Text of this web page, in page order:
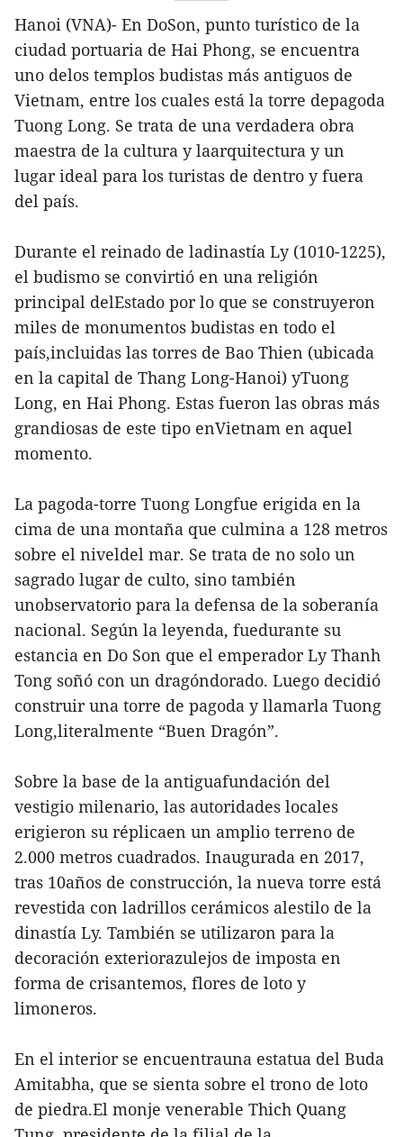
Hanoi (VNA)- En DoSon, punto turístico de la
ciudad portuaria de Hai Phong, se encuentra
uno delos templos budistas más antiguos de
Vietnam, entre los cuales está la torre depagoda
Tuong Long. Se trata de una verdadera obra
maestra de la cultura y laarquitectura y un
lugar ideal para los turistas de dentro y fuera
del país.
Durante el reinado de ladinastía Ly (1010-1225),
el budismo se convirtió en una religión
principal delEstado por lo que se construyeron
miles de monumentos budistas en todo el
país,incluidas las torres de Bao Thien (ubicada
en la capital de Thang Long-Hanoi) yTuong
Long, en Hai Phong. Estas fueron las obras más
grandiosas de este tipo enVietnam en aquel
momento.
La pagoda-torre Tuong Longfue erigida en la
cima de una montaña que culmina a 128 metros
sobre el niveldel mar. Se trata de no solo un
sagrado lugar de culto, sino también
unobservatorio para la defensa de la soberanía
nacional. Según la leyenda, fuedurante su
estancia en Do Son que el emperador Ly Thanh
Tong soñó con un dragóndorado. Luego decidió
construir una torre de pagoda y llamarla Tuong
Long,literalmente “Buen Dragón”.
Sobre la base de la antiguafundación del
vestigio milenario, las autoridades locales
erigieron su réplicaen un amplio terreno de
2.000 metros cuadrados. Inaugurada en 2017,
tras 10años de construcción, la nueva torre está
revestida con ladrillos cerámicos alestilo de la
dinastía Ly. También se utilizaron para la
decoración exteriorazulejos de imposta en
forma de crisantemos, flores de loto y
limoneros.
En el interior se encuentrauna estatua del Buda
Amitabha, que se sienta sobre el trono de loto
de piedra.El monje venerable Thich Quang